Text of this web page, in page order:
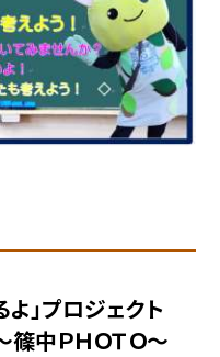
よ」プロジェクト
中ＰＨＯＴＯ〜